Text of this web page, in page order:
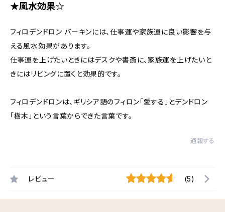
★風水効果☆
フィロデンドロン バーキンには、仕事運や家族運に良い影響を与
える風水効果があります。
仕事運を上げたいときにはデスクや書斎に、家族運を上げたいと
きにはリビングに置くと効果的です。
フィロデンドロンは、ギリシア語のフィロン「愛する」とデンドロン
「樹木」という言葉からできた言葉です。
通報する
レビュー (5)